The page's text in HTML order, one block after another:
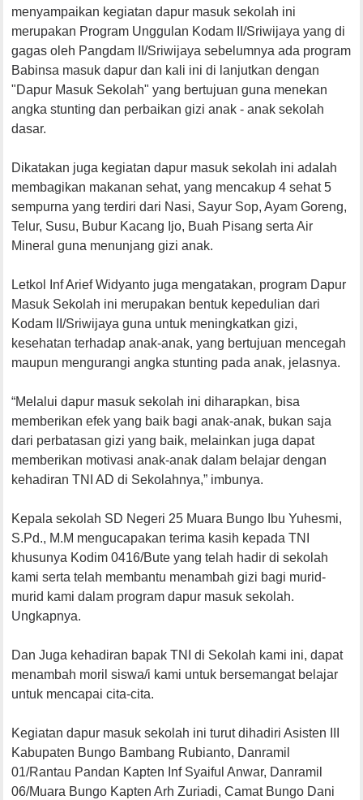
menyampaikan kegiatan dapur masuk sekolah ini
merupakan Program Unggulan Kodam II/Sriwijaya yang di
gagas oleh Pangdam II/Sriwijaya sebelumnya ada program
Babinsa masuk dapur dan kali ini di lanjutkan dengan
"Dapur Masuk Sekolah" yang bertujuan guna menekan
angka stunting dan perbaikan gizi anak - anak sekolah
dasar.
Dikatakan juga kegiatan dapur masuk sekolah ini adalah
membagikan makanan sehat, yang mencakup 4 sehat 5
sempurna yang terdiri dari Nasi, Sayur Sop, Ayam Goreng,
Telur, Susu, Bubur Kacang Ijo, Buah Pisang serta Air
Mineral guna menunjang gizi anak.
Letkol Inf Arief Widyanto juga mengatakan, program Dapur
Masuk Sekolah ini merupakan bentuk kepedulian dari
Kodam II/Sriwijaya guna untuk meningkatkan gizi,
kesehatan terhadap anak-anak, yang bertujuan mencegah
maupun mengurangi angka stunting pada anak, jelasnya.
“Melalui dapur masuk sekolah ini diharapkan, bisa
memberikan efek yang baik bagi anak-anak, bukan saja
dari perbatasan gizi yang baik, melainkan juga dapat
memberikan motivasi anak-anak dalam belajar dengan
kehadiran TNI AD di Sekolahnya,” imbunya.
Kepala sekolah SD Negeri 25 Muara Bungo Ibu Yuhesmi,
S.Pd., M.M mengucapakan terima kasih kepada TNI
khusunya Kodim 0416/Bute yang telah hadir di sekolah
kami serta telah membantu menambah gizi bagi murid-
murid kami dalam program dapur masuk sekolah.
Ungkapnya.
Dan Juga kehadiran bapak TNI di Sekolah kami ini, dapat
menambah moril siswa/i kami untuk bersemangat belajar
untuk mencapai cita-cita.
Kegiatan dapur masuk sekolah ini turut dihadiri Asisten III
Kabupaten Bungo Bambang Rubianto, Danramil
01/Rantau Pandan Kapten Inf Syaiful Anwar, Danramil
06/Muara Bungo Kapten Arh Zuriadi, Camat Bungo Dani